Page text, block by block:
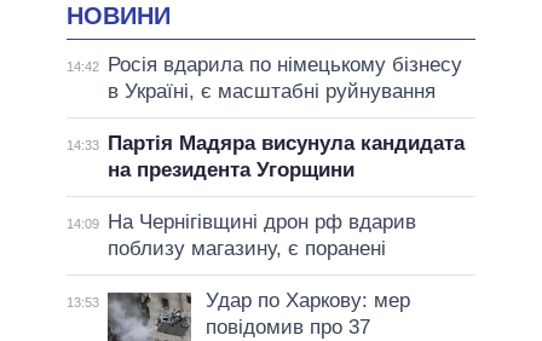
НОВИНИ
14:42
Росія вдарила по німецькому бізнесу
в Україні, є масштабні руйнування
14:33
Партія Мадяра висунула кандидата
на президента Угорщини
14:09
На Чернігівщині дрон рф вдарив
поблизу магазину, є поранені
13:53
Удар по Харкову: мер
повідомив про 37